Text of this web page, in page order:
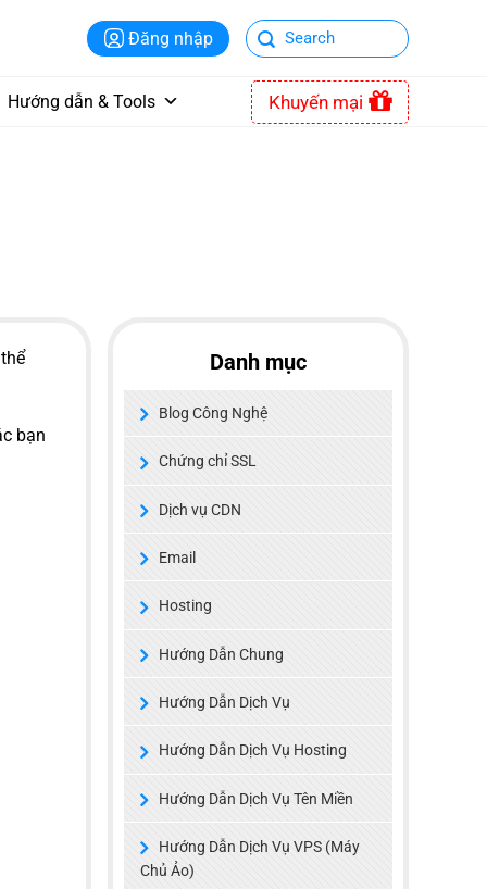
Đăng nhập
Hướng dẫn & Tools Khuyến mại
bạn
Danh mục
Blog Công Nghệ
Chứng chỉ SSL
Dịch vụ CDN
Email
Hosting
Hướng Dẫn Chung
Hướng Dẫn Dịch Vụ
Hướng Dẫn Dịch Vụ Hosting
Hướng Dẫn Dịch Vụ Tên Miền
Hướng Dẫn Dịch Vụ VPS (Máy
Chủ Ảo)